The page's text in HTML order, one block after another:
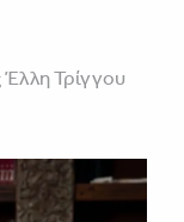
Έλλη Τρίγγου